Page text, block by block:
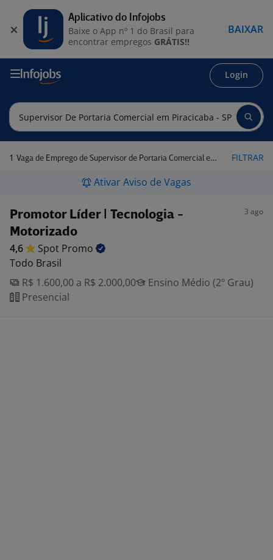
Login
1 Vaga de Emprego de Supervisor de Portaria Comercial em Piracicaba - SP FILTRAR
Ativar Aviso de Vagas
Promotor Líder | Tecnologia -
Motorizado
3 ago
4,6 Spot Promo
Todo Brasil
R$ 1.600,00 a R$ 2.000,00
Ensino Médio (2º Grau)
Presencial
Aplicativo do Infojobs
Baixe o App nº 1 do Brasil para
encontrar empregos GRÁTIS!!
BAIXAR